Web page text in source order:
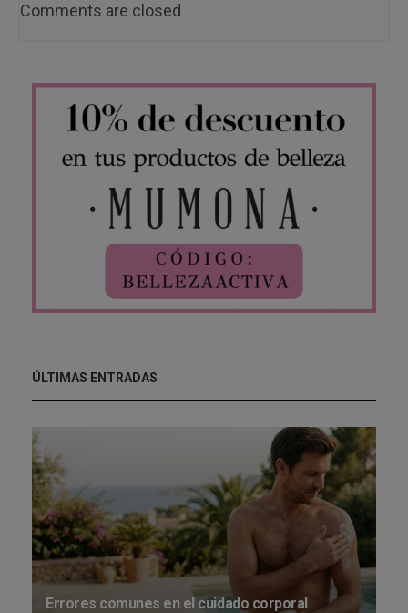
Comments are closed
ÚLTIMAS ENTRADAS
Errores comunes en el cuidado corporal